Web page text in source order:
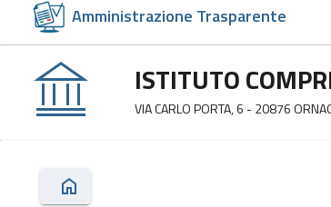
Amministrazione Trasparente
ISTITUTO
VIA CARLO PORTA, 6 - 20876